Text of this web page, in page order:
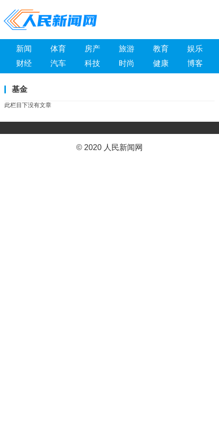
新闻 体育 房产 旅游 教育
娱乐
财经
汽车 科技 时尚 健康 博客
基金
此栏目下没有文章
© 2020 人民新闻网